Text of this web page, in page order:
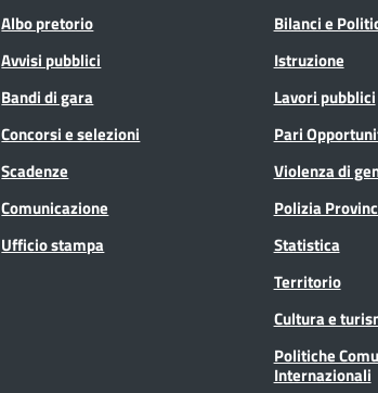
Albo pretorio
Avvisi pubblici
Bandi di gara
Concorsi e selezioni
Scadenze
Comunicazione
Ufficio stampa
Bilanci e
Istruzione
Lavori pubblici
Pari
Violenza di
Polizia
Statistica
Territorio
Cultura e
Politiche
Internazionali